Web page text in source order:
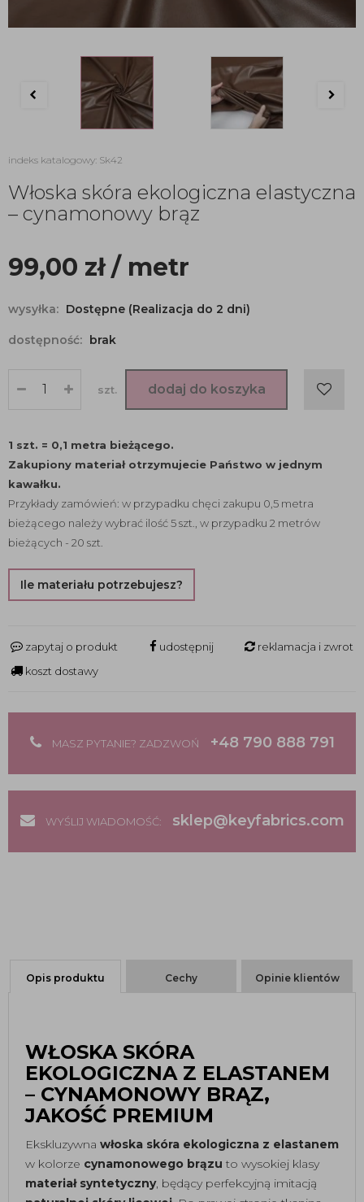
indeks katalogowy: Sk42
Włoska skóra ekologiczna elastyczna
– cynamonowy brąz
99,00 zł/ metr
wysyłka: Dostępne (Realizacja do 2 dni)
dostępność: brak
szt. dodaj do koszyka
1 szt. = 0,1 metra bieżącego.
Zakupiony materiał otrzymujecie Państwo w jednym
kawałku.
Przykłady zamówień: w przypadku chęci zakupu 0,5 metra
bieżącego należy wybrać ilość 5 szt., w przypadku 2 metrów
bieżących - 20 szt.
Ile materiału potrzebujesz?
zapytaj o produkt udostępnij
reklamacja i zwrot
koszt dostawy
MASZ PYTANIE? ZADZWOŃ +48 790 888 791
WYŚLIJ WIADOMOŚĆ: sklep@keyfabrics.com
Opis produktu Cechy Opinie klientów
WŁOSKA SKÓRA
EKOLOGICZNA Z ELASTANEM
– CYNAMONOWY BRĄZ,
JAKOŚĆ PREMIUM
Ekskluzywna włoska skóra ekologiczna z elastanem
w kolorze cynamonowego brązu to wysokiej klasy
materiał syntetyczny, będący perfekcyjną imitacją